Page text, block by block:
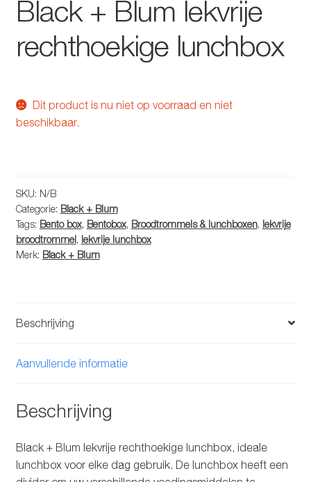
Black + Blum lekvrije
rechthoekige lunchbox
Dit product is nu niet op voorraad en niet
beschikbaar.
SKU: N/B
Categorie: Black + Blum
Tags: Bento box, Bentobox, Broodtrommels & lunchboxen, lekvrije
broodtrommel, lekvrije lunchbox
Merk: Black + Blum
Beschrijving
Aanvullende informatie
Beschrijving
Black + Blum lekvrije rechthoekige lunchbox, ideale
lunchbox voor elke dag gebruik. De lunchbox heeft een